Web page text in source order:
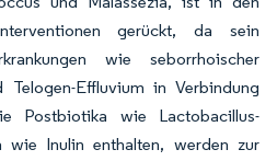
gerückt, da sein
wie seborrhoischer
Effluvium in Verbindung
Postbiotika wie Lactobacillus-
wie Inulin enthalten, werden zur